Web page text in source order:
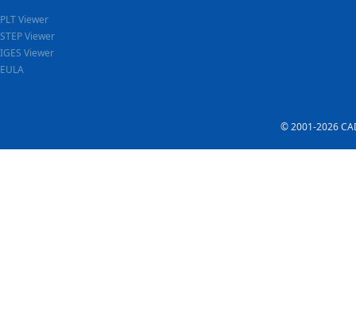
PLT Viewer
STEP Viewer
IGES Viewer
EULA
© 2001-2026